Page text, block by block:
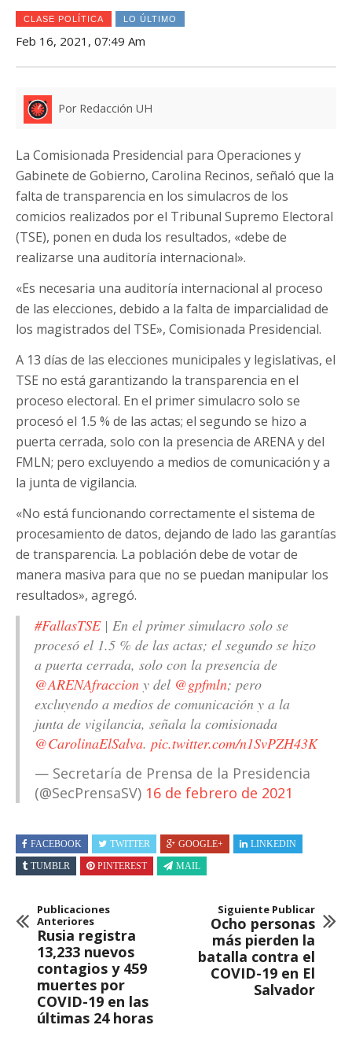
CLASE POLÍTICA LO ÚLTIMO
Feb 16, 2021, 07:49 Am
Por Redacción UH
La Comisionada Presidencial para Operaciones y
Gabinete de Gobierno, Carolina Recinos, señaló que la
falta de transparencia en los simulacros de los
comicios realizados por el Tribunal Supremo Electoral
(TSE), ponen en duda los resultados, «debe de
realizarse una auditoría internacional».
«Es necesaria una auditoría internacional al proceso
de las elecciones, debido a la falta de imparcialidad de
los magistrados del TSE», Comisionada Presidencial.
A 13 días de las elecciones municipales y legislativas, el
TSE no está garantizando la transparencia en el
proceso electoral. En el primer simulacro solo se
procesó el 1.5 % de las actas; el segundo se hizo a
puerta cerrada, solo con la presencia de ARENA y del
FMLN; pero excluyendo a medios de comunicación y a
la junta de vigilancia.
«No está funcionando correctamente el sistema de
procesamiento de datos, dejando de lado las garantías
de transparencia. La población debe de votar de
manera masiva para que no se puedan manipular los
resultados», agregó.
#FallasTSE| En el primer simulacro solo se
procesó el 1.5 % de las actas; el segundo se hizo
a puerta cerrada, solo con la presencia de
@ARENAfraccion y del @gpfmln; pero
excluyendo a medios de comunicación y a la
junta de vigilancia, señala la comisionada
@CarolinaElSalva. pic.twitter.com/n1SvPZH43K
— Secretaría de Prensa de la Presidencia
(@SecPrensaSV) 16 de febrero de 2021
FACEBOOK TWITTER GOOGLE+
LINKEDIN
TUMBLR
PINTEREST MAIL
Publicaciones
Anteriores
Rusia registra
13,233 nuevos
contagios y 459
muertes por
COVID-19 en las
últimas 24 horas
Siguiente Publicar
Ocho personas
más pierden la
batalla contra el
COVID-19 en El
Salvador